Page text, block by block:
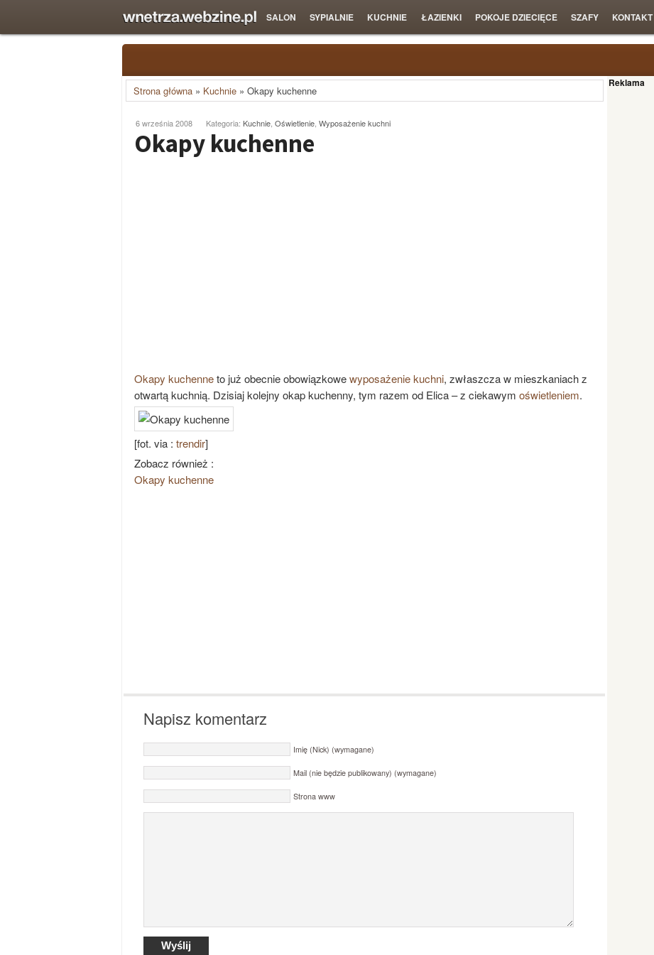
SALON SYPIALNIE KUCHNIE ŁAZIENKI POKOJE DZIECIĘCE SZAFY KONTAKT
Strona główna » Kuchnie » Okapy kuchenne
6 września 2008 Kategoria: Kuchnie Oświetlenie Wyposażenie kuchni
Okapy kuchenne
Okapy kuchenneto już obecnie obowiązkowewyposażenie kuchni, zwłaszcza w mieszkaniach z
otwartą kuchnią. Dzisiaj kolejny okap kuchenny, tym razem od Elica – z ciekawym oświetleniem.
[fot. via : trendir]
Zobacz również :
Okapy kuchenne
Napisz komentarz
Imię (Nick) (wymagane)
Mail (nie będzie publikowany) (wymagane)
Strona www
Reklama